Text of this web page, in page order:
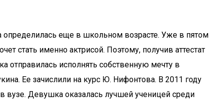
еще в школьном возрасте. Уже в пятом
стать именно актрисой. Поэтому, получив аттестат
отправилась исполнять собственную мечту в
Ее зачислили на курс Ю. Нифонтова. В 2011 году
вузе. Девушка оказалась лучшей ученицей среди